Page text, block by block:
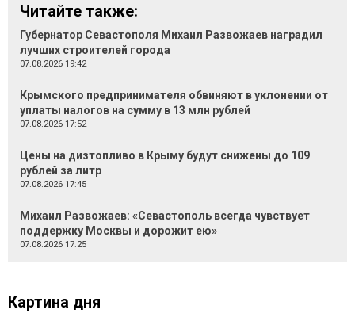
Читайте также:
Губернатор Севастополя Михаил Развожаев наградил
лучших строителей города
07.08.2026 19:42
Крымского предпринимателя обвиняют в уклонении от
уплаты налогов на сумму в 13 млн рублей
07.08.2026 17:52
Цены на дизтопливо в Крыму будут снижены до 109
рублей за литр
07.08.2026 17:45
Михаил Развожаев: «Севастополь всегда чувствует
поддержку Москвы и дорожит ею»
07.08.2026 17:25
Картина дня